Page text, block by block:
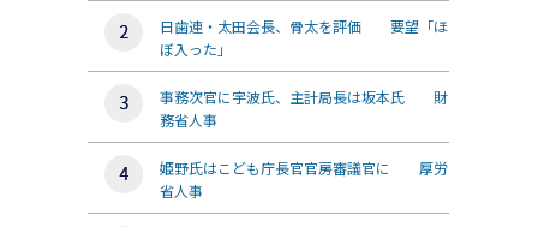
日歯連・太田会長、骨太を評価 要望「ほ
ぼ入った」
事務次官に宇波氏、主計局長は坂本氏 財
務省人事
姫野氏はこども庁長官官房審議官に 厚労
省人事